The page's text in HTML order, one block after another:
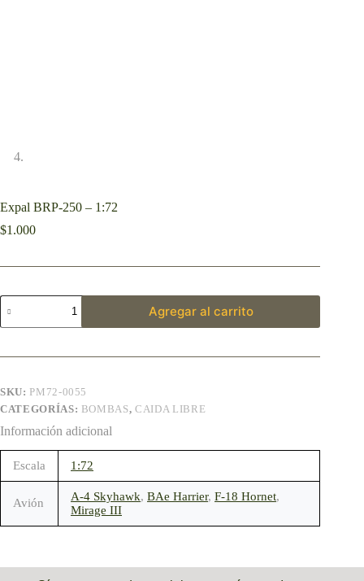
Expal BRP-250 – 1:72
$1.000
Agregar al carrito
SKU: PM72-0055
CATEGORÍAS: BOMBAS,CAIDA LIBRE
Información adicional
Escala 1:72
Avión A-4 Skyhawk, BAe Harrier, F-18 Hornet,
Mirage III